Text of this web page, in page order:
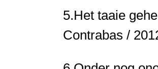
5.Het taaie
Contrabas /